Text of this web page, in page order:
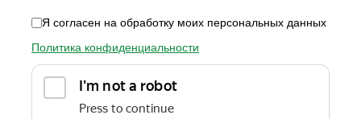
Я согласен на обработку моих персональных данных
Политика конфиденциальности